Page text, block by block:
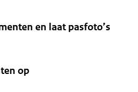
en laat pasfoto’s
op